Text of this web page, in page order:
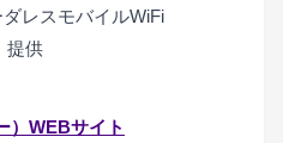
レスモバイルWiFi
提供
）WEBサイト